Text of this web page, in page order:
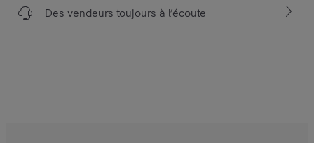
Des vendeurs toujours à l’écoute